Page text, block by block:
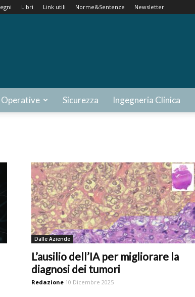
Libri Link utili Norme&Sentenze Newsletter
Sicurezza Ingegneria Clinica
Dalle Aziende
L’ausilio dell’IA per migliorare la
diagnosi dei tumori
Redazione 10 Dicembre 2025